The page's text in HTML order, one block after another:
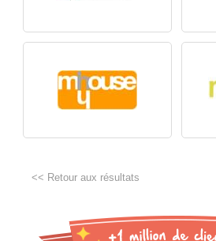
<< Retour aux résultats